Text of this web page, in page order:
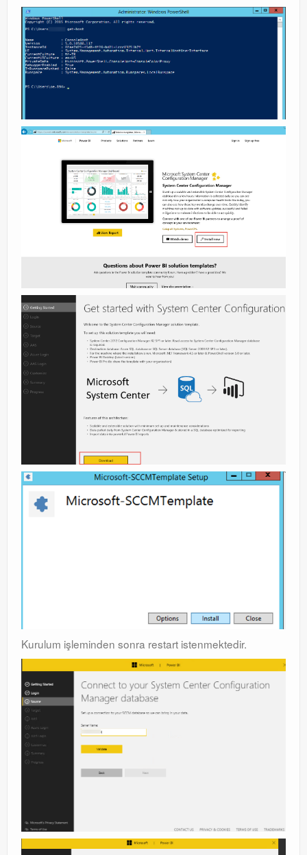
Kurulum işleminden sonra restart istenmektedir.